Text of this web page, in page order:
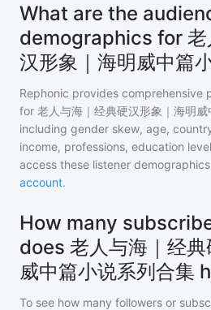
What are the
demographics for 老
汉形象｜海明威中篇
Rephonic provides comprehensive
for 老人与海｜经典硬汉形象｜海明
including gender skew, age,
income, professions, education
access these listener
account.
How many
does 老人与海｜经
威中篇小说系列合集
To see how many followers or